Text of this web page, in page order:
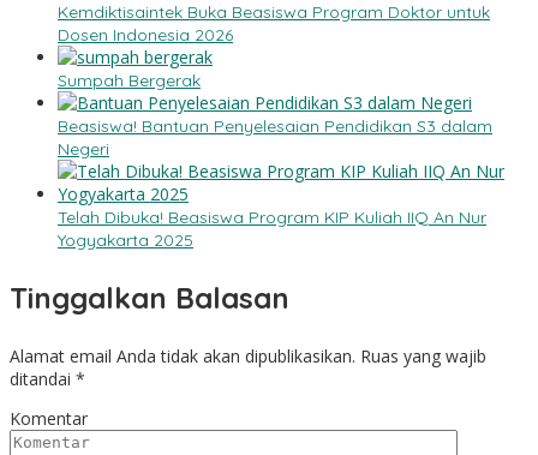
Kemdiktisaintek Buka Beasiswa Program Doktor untuk
Dosen Indonesia 2026
Sumpah Bergerak
Beasiswa! Bantuan Penyelesaian Pendidikan S3 dalam
Negeri
Telah Dibuka! Beasiswa Program KIP Kuliah IIQ An Nur
Yogyakarta 2025
Tinggalkan Balasan
Alamat email Anda tidak akan dipublikasikan. Ruas yang wajib
ditandai *
Komentar